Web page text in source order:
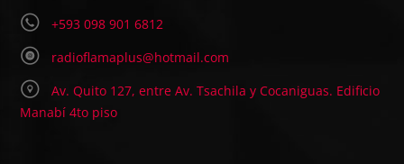
+593 098 901 6812
radioflamaplus@hotmail.com
Av. Quito 127, entre Av. Tsachila y Cocaniguas. Edificio
Manabí 4to piso